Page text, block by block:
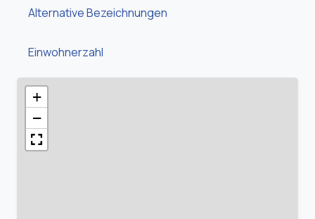
Alternative Bezeichnungen
Einwohnerzahl
+
−